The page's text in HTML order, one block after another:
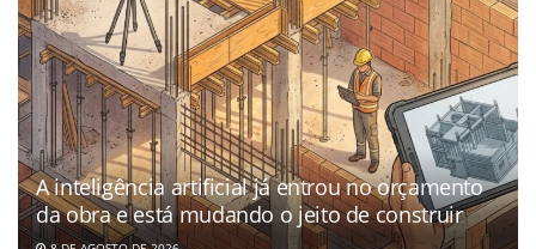
A inteligência artificial já entrou no orçamento
da obra e está mudando o jeito de construir